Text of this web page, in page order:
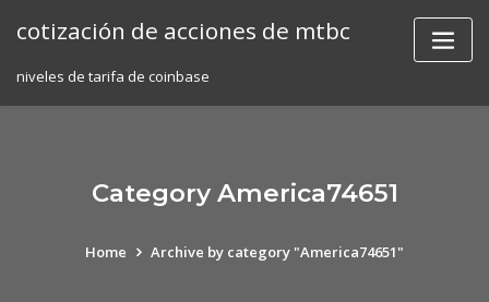
cotización de acciones de mtbc
niveles de tarifa de coinbase
Category America74651
Home Archive by category "America74651"